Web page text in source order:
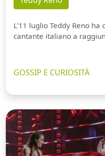
L'11 luglio Teddy Reno
cantante italiano a
GOSSIP E CURIOSITÀ